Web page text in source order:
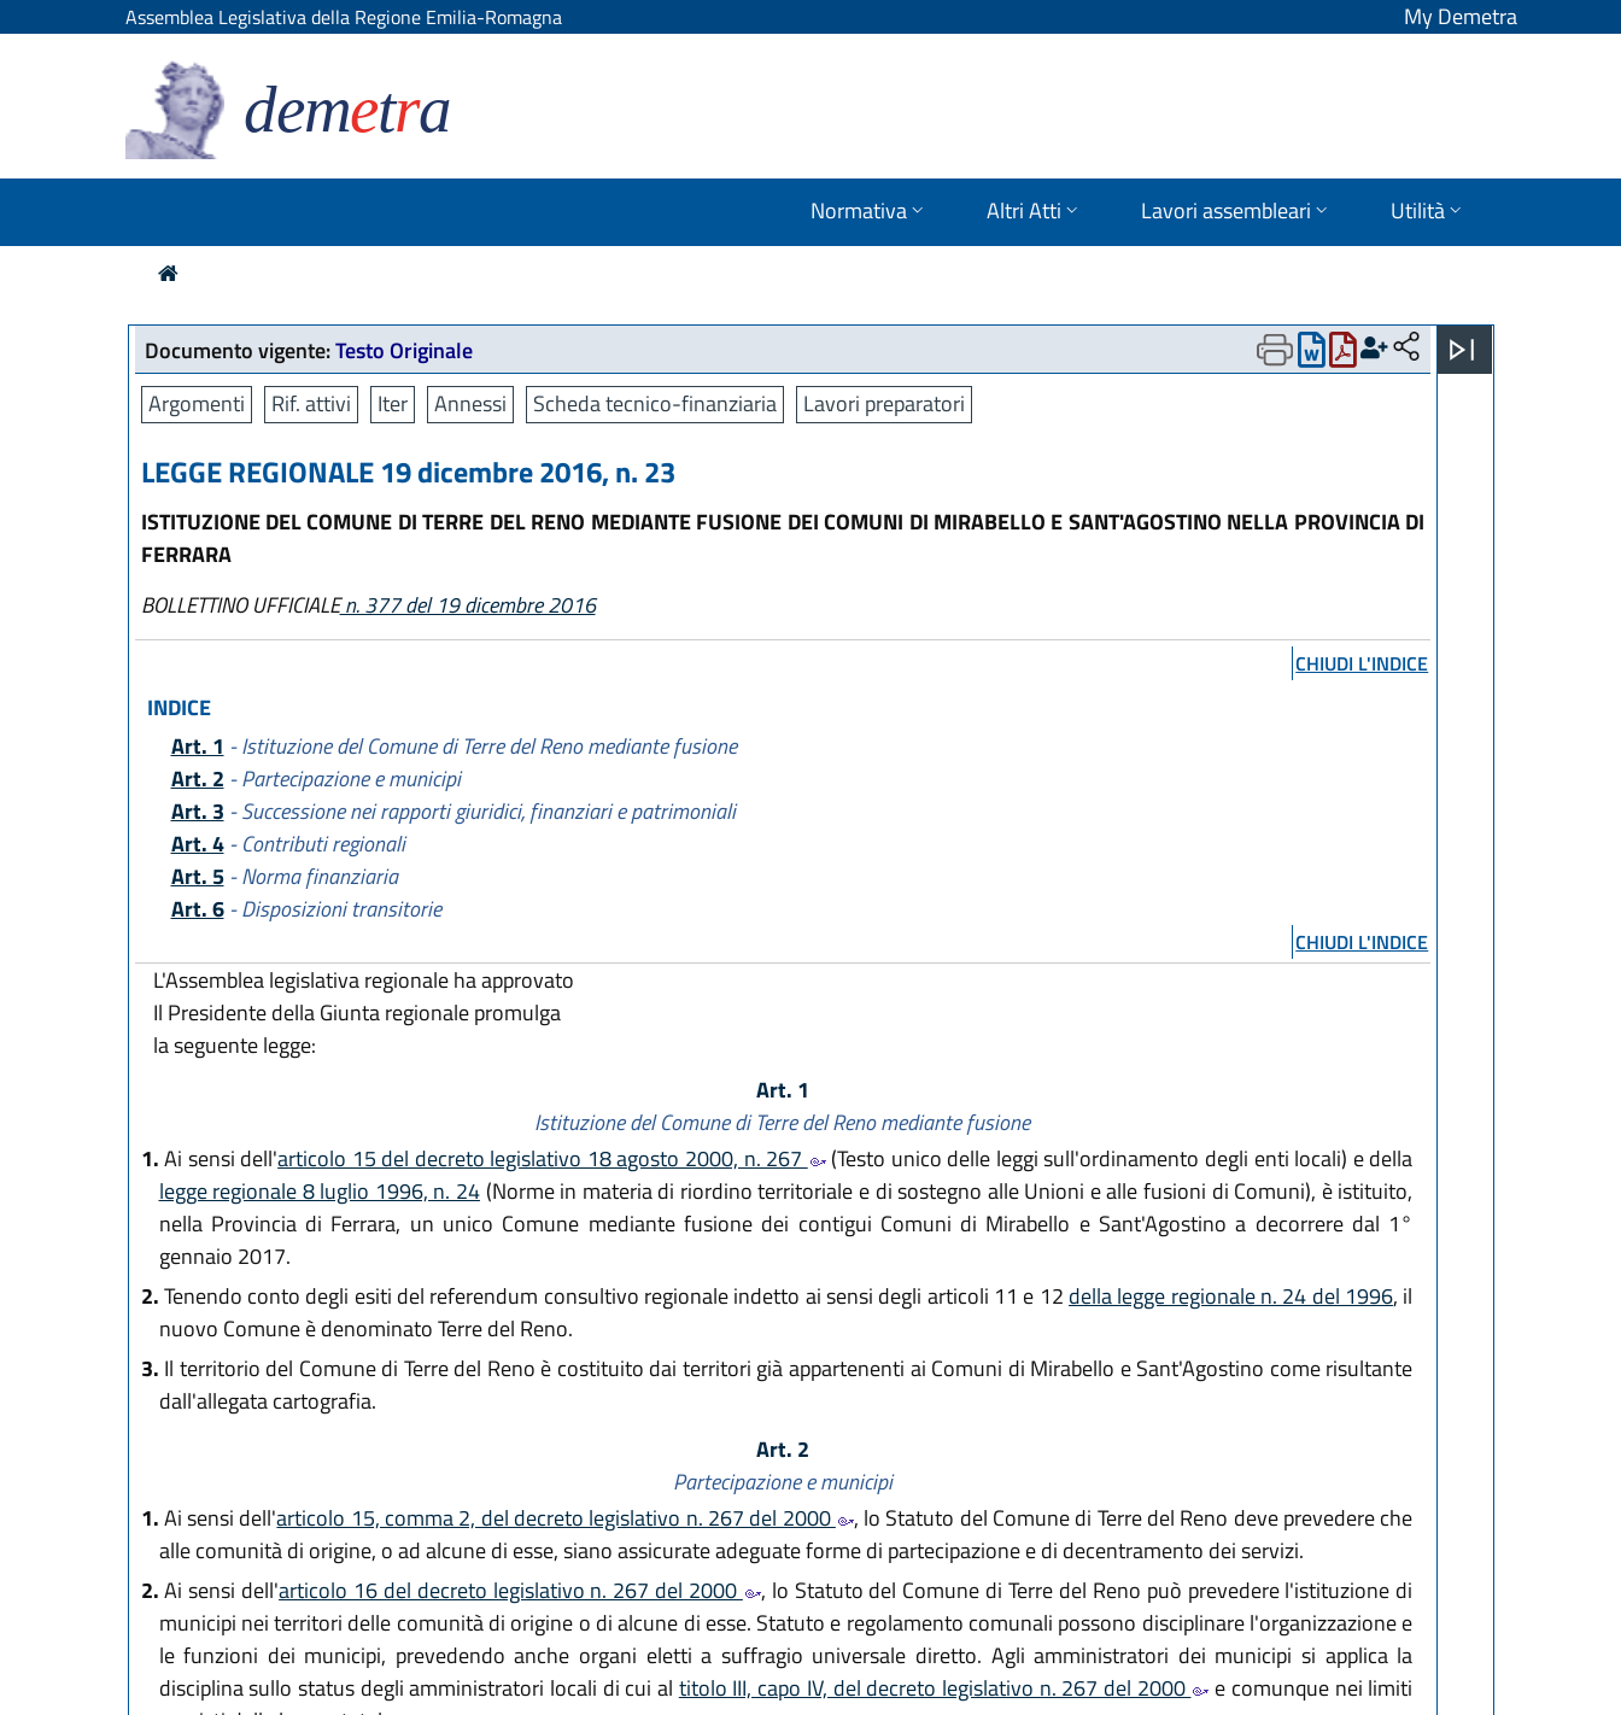
Assemblea Legislativa della Regione Emilia-Romagna My Demetra
demetra
Normativa Altri Atti Lavori assembleari Utilità
Documento vigente:Testo Originale
Argomenti
Rif. attivi Iter Annessi Scheda tecnico-finanziaria Lavori preparatori
LEGGE REGIONALE 19 dicembre 2016, n. 23
ISTITUZIONE DEL COMUNE DI TERRE DEL RENO MEDIANTE FUSIONE DEI COMUNI DI MIRABELLO E SANT'AGOSTINO NELLA PROVINCIA DI
FERRARA
BOLLETTINO UFFICIALEn. 377 del 19 dicembre 2016
CHIUDI L'INDICE
INDICE
Art. 1 - Istituzione del Comune di Terre del Reno mediante fusione
Art. 2 - Partecipazione e municipi
Art. 3 - Successione nei rapporti giuridici, finanziari e patrimoniali
Art. 4- Contributi regionali
Art. 5- Norma finanziaria
Art. 6- Disposizioni transitorie
CHIUDI L'INDICE
L'Assemblea legislativa regionale ha approvato
Il Presidente della Giunta regionale promulga
la seguente legge:
Art. 1
Istituzione del Comune di Terre del Reno mediante fusione
1.Ai sensi dell'articolo 15 del decreto legislativo 18 agosto 2000, n. 267
(Testo unico delle leggi sull'ordinamento degli enti locali) e della
legge regionale 8 luglio 1996, n. 24(Norme in materia di riordino territoriale e di sostegno alle Unioni e alle fusioni di Comuni), è istituito,
nella Provincia di Ferrara, un unico Comune mediante fusione dei contigui Comuni di Mirabello e Sant'Agostino a decorrere dal 1°
gennaio 2017.
2.Tenendo conto degli esiti del referendum consultivo regionale indetto ai sensi degli articoli 11 e 12 della legge regionale n. 24 del 1996, il
nuovo Comune è denominato Terre del Reno.
3. Il territorio del Comune di Terre del Reno è costituito dai territori già appartenenti ai Comuni di Mirabello e Sant'Agostino come risultante
dall'allegata cartografia.
Art. 2
Partecipazione e municipi
1.Ai sensi dell'articolo 15, comma 2, del decreto legislativo n. 267 del 2000
, lo Statuto del Comune di Terre del Reno deve prevedere che
alle comunità di origine, o ad alcune di esse, siano assicurate adeguate forme di partecipazione e di decentramento dei servizi.
2.Ai sensi dell'articolo 16 del decreto legislativo n. 267 del 2000
, lo Statuto del Comune di Terre del Reno può prevedere l'istituzione di
municipi nei territori delle comunità di origine o di alcune di esse. Statuto e regolamento comunali possono disciplinare l'organizzazione e
le funzioni dei municipi, prevedendo anche organi eletti a suffragio universale diretto. Agli amministratori dei municipi si applica la
disciplina sullo status degli amministratori locali di cui al titolo III, capo IV, del decreto legislativo n. 267 del 2000
e comunque nei limiti